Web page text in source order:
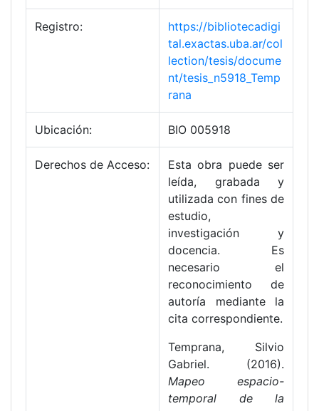
Registro:
https://bibliotecadigi
tal.exactas.uba.ar/col
lection/tesis/docume
nt/tesis_n5918_Temp
rana
Ubicación: BIO 005918
Derechos de Acceso:
Esta obra puede ser
leída, grabada y
utilizada con fines de
estudio,
investigación y
docencia. Es
necesario el
reconocimiento de
autoría mediante la
cita correspondiente.
Temprana, Silvio
Gabriel. (2016).
Mapeo espacio-
temporal de la